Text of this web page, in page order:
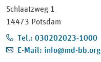
Tel.: 030202023-1000
E-Mail: info@md-bb.org
Tel.: 030202023-1000
E-Mail: info@md-bb.org
Tel.: 030202023-1000
E-Mail: info@md-bb.org
Tel.: 030202023-1000
E-Mail: info@md-bb.org
Schlaatzweg 1
14473 Potsdam
Tel.: 030202023-1000
E-Mail: info@md-bb.org